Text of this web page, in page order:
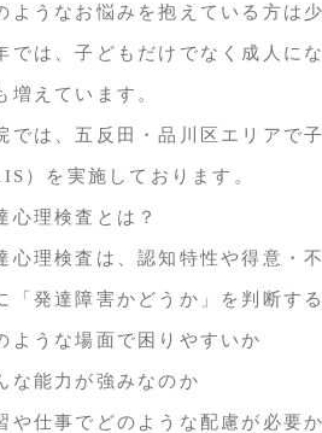
ようなお悩みを抱えている方は
では、子どもだけでなく成人に
増えています。
では、五反田・品川区エリアで
）を実施しております。
心理検査とは？
心理検査は、認知特性や得意・
「発達障害かどうか」を判断す
ような場面で困りやすいか
な能力が強みなのか
や仕事でどのような配慮が必要か